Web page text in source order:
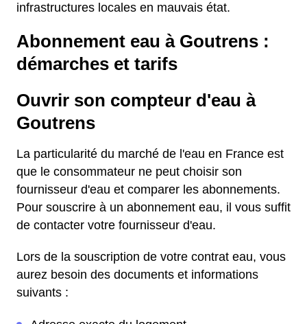
infrastructures locales en mauvais état.
Abonnement eau à Goutrens :
démarches et tarifs
Ouvrir son compteur d'eau à
Goutrens
La particularité du marché de l'eau en France est
que le consommateur ne peut choisir son
fournisseur d'eau et comparer les abonnements.
Pour souscrire à un abonnement eau, il vous suffit
de contacter votre fournisseur d'eau.
Lors de la souscription de votre contrat eau, vous
aurez besoin des documents et informations
suivants :